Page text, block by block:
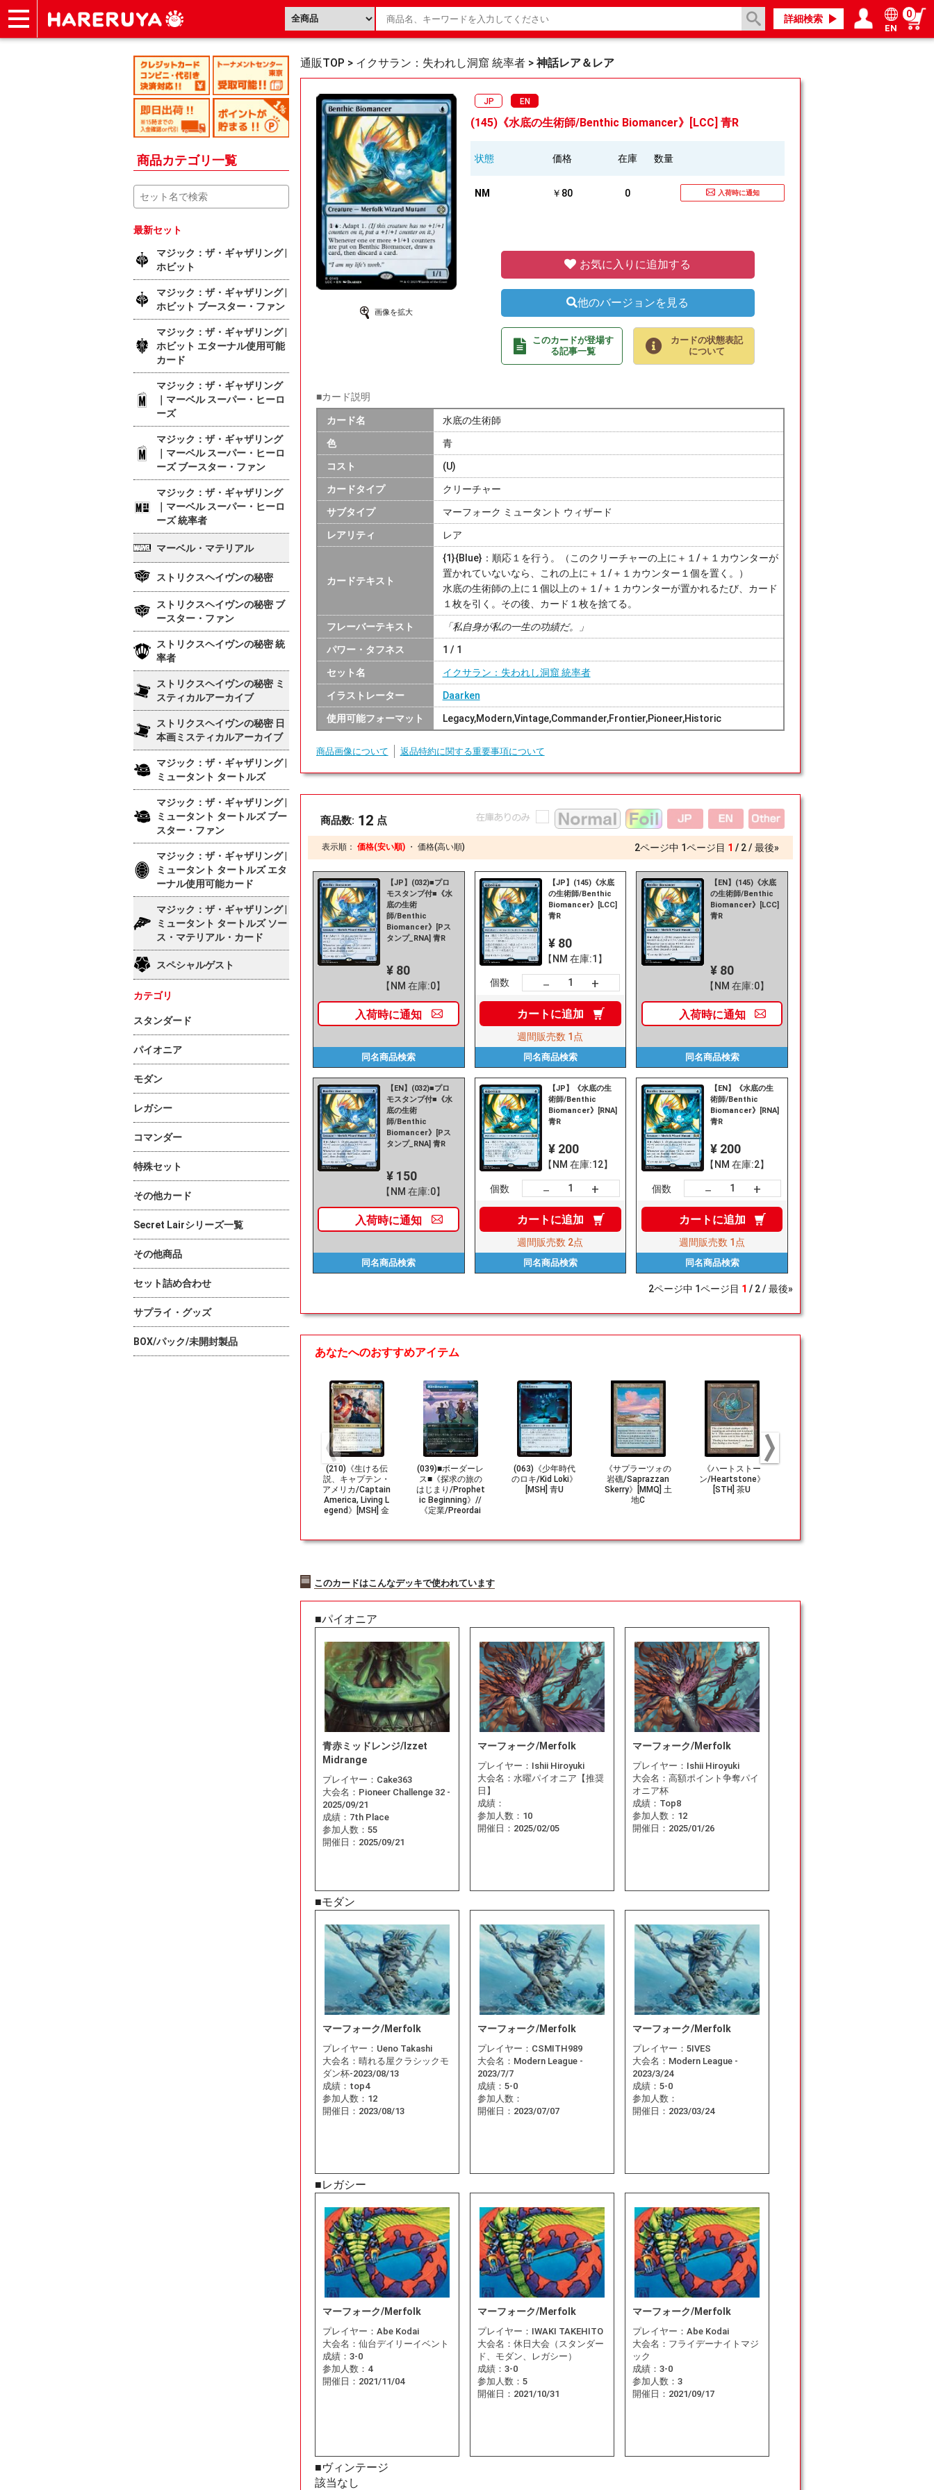
詳細検索
EN
0
商品カテゴリ一覧
通販TOP > イクサラン：失われし洞窟 統率者 > 神話レア＆レア
画像を拡大
JP EN
(145)《水底の生術師/Benthic Biomancer》[LCC] 青R
状態 価格 在庫 数量
NM ￥80 0 入荷時に通知
お気に入りに追加する
他のバージョンを見る
このカードが登場す
る記事一覧
カードの状態表記
について
■カード説明
カード名 水底の生術師
色 青
コスト (U)
カードタイプ クリーチャー
サブタイプ マーフォーク ミュータント ウィザード
レアリティ レア
カードテキスト
{1}{Blue}：順応１を行う。（このクリーチャーの上に＋１/＋１カウンターが
置かれていないなら、これの上に＋１/＋１カウンター１個を置く。）
水底の生術師の上に１個以上の＋１/＋１カウンターが置かれるたび、カード
１枚を引く。その後、カード１枚を捨てる。
フレーバーテキスト 「私自身が私の一生の功績だ。」
パワー・タフネス 1 / 1
セット名 イクサラン：失われし洞窟 統率者
イラストレーター Daarken
使用可能フォーマット Legacy,Modern,Vintage,Commander,Frontier,Pioneer,Historic
商品画像について 返品特約に関する重要事項について
商品数: 12 点
表示順： 価格(安い順) ・ 価格(高い順) 2ページ中 1ページ目 1 2 最後»
【JP】(032)■プロ
モスタンプ付■《水
底の生術
師/Benthic
Biomancer》[Pス
タンプ_RNA] 青R
¥ 80
【NM 在庫:0】
入荷時に通知
同名商品検索
【JP】(145)《水底
の生術師/Benthic
Biomancer》[LCC]
青R
¥ 80
【NM 在庫:1】
個数 － +
カートに追加
週間販売数 1点
同名商品検索
【EN】(145)《水底
の生術師/Benthic
Biomancer》[LCC]
青R
¥ 80
【NM 在庫:0】
入荷時に通知
同名商品検索
【EN】(032)■プロ
モスタンプ付■《水
底の生術
師/Benthic
Biomancer》[Pス
タンプ_RNA] 青R
¥ 150
【NM 在庫:0】
入荷時に通知
同名商品検索
【JP】《水底の生
術師/Benthic
Biomancer》[RNA]
青R
¥ 200
【NM 在庫:12】
個数 － +
カートに追加
週間販売数 2点
同名商品検索
【EN】《水底の生
術師/Benthic
Biomancer》[RNA]
青R
¥ 200
【NM 在庫:2】
個数 － +
カートに追加
週間販売数 1点
同名商品検索
2ページ中 1ページ目 1 2 最後»
あなたへのおすすめアイテム
(210)《生ける伝
説、キャプテン・
アメリカ/Captain
America, Living L
egend》[MSH] 金
(039)■ボーダーレ
ス■《探求の旅の
はじまり/Prophet
ic Beginning》//
《定業/Preordai
H] 青
(063)《少年時代
のロキ/Kid Loki》
[MSH] 青U
《サプラーツォの
岩礁/Saprazzan
Skerry》[MMQ] 土
地C
《ハートストー
ン/Heartstone》
[STH] 茶U
このカードはこんなデッキで使われています
■パイオニア
青赤ミッドレンジ/Izzet
Midrange
プレイヤー： Cake363
大会名： Pioneer Challenge 32 -
2025/09/21
成績： 7th Place
参加人数： 55
開催日： 2025/09/21
マーフォーク/Merfolk
プレイヤー： Ishii Hiroyuki
大会名： 水曜パイオニア【推奨
日】
成績：
参加人数： 10
開催日： 2025/02/05
マーフォーク/Merfolk
プレイヤー： Ishii Hiroyuki
大会名： 高額ポイント争奪パイ
オニア杯
成績： Top8
参加人数： 12
開催日： 2025/01/26
■モダン
マーフォーク/Merfolk
プレイヤー： Ueno Takashi
大会名： 晴れる屋クラシックモ
ダン杯-2023/08/13
成績： top4
参加人数： 12
開催日： 2023/08/13
マーフォーク/Merfolk
プレイヤー： CSMITH989
大会名： Modern League -
2023/7/7
成績： 5-0
参加人数：
開催日： 2023/07/07
マーフォーク/Merfolk
プレイヤー： 5IVES
大会名： Modern League -
2023/3/24
成績： 5-0
参加人数：
開催日： 2023/03/24
■レガシー
マーフォーク/Merfolk
プレイヤー： Abe Kodai
大会名： 仙台デイリーイベント
成績： 3-0
参加人数： 4
開催日： 2021/11/04
マーフォーク/Merfolk
プレイヤー： IWAKI TAKEHITO
大会名： 休日大会（スタンダー
ド、モダン、レガシー）
成績： 3-0
参加人数： 5
開催日： 2021/10/31
マーフォーク/Merfolk
プレイヤー： Abe Kodai
大会名： フライデーナイトマジ
ック
成績： 3-0
参加人数： 3
開催日： 2021/09/17
■ヴィンテージ
該当なし